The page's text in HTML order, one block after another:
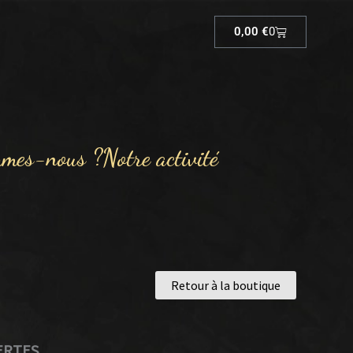
0,00€0
Cart
nous ?Notre activité
Retour à la boutique